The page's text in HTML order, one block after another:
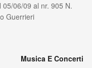
06/09 al nr. 905 N.
Guerrieri
Musica E Concerti